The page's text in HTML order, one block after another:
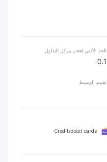
الحد الأدنى لحجم مركز التداول
0.1
تقييم الوسيط
Credit/debit cards